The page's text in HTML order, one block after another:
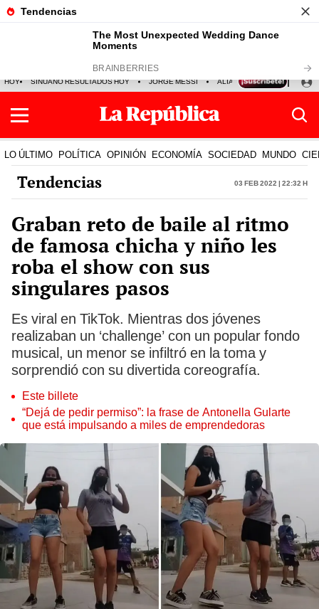
HOY SINUANO RESULTADOS HOY JORGE MESSI ALIANZA LIMA VS SPORT
LO ÚLTIMO POLÍTICA OPINIÓN ECONOMÍA SOCIEDAD MUNDO
Tendencias 03 Feb 2022 | 22:32 h
Graban reto de baile al ritmo
de famosa chicha y niño les
roba el show con sus
singulares pasos
Es viral en TikTok. Mientras dos jóvenes
realizaban un ‘challenge’ con un popular fondo
musical, un menor se infiltró en la toma y
sorprendió con su divertida coreografía.
Este billete
“Dejá de pedir permiso”: la frase de Antonella Gularte
que está impulsando a miles de emprendedoras